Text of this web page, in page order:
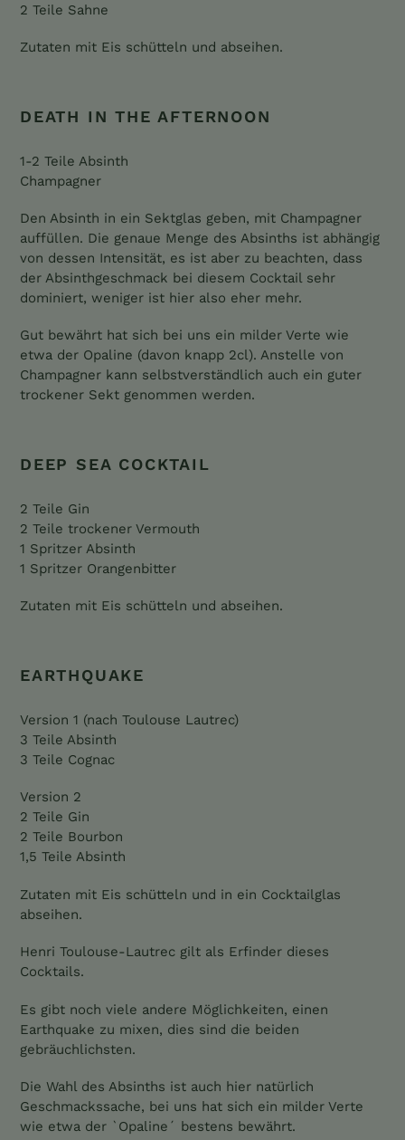
2 Teile Sahne
Zutaten mit Eis schütteln und abseihen.
DEATH IN THE AFTERNOON
1-2 Teile Absinth
Champagner
Den Absinth in ein Sektglas geben, mit Champagner
auffüllen. Die genaue Menge des Absinths ist abhängig
von dessen Intensität, es ist aber zu beachten, dass
der Absinthgeschmack bei diesem Cocktail sehr
dominiert, weniger ist hier also eher mehr.
Gut bewährt hat sich bei uns ein milder Verte wie
etwa der Opaline (davon knapp 2cl). Anstelle von
Champagner kann selbstverständlich auch ein guter
trockener Sekt genommen werden.
DEEP SEA COCKTAIL
2 Teile Gin
2 Teile trockener Vermouth
1 Spritzer Absinth
1 Spritzer Orangenbitter
Zutaten mit Eis schütteln und abseihen.
EARTHQUAKE
Version 1 (nach Toulouse Lautrec)
3 Teile Absinth
3 Teile Cognac
Version 2
2 Teile Gin
2 Teile Bourbon
1,5 Teile Absinth
Zutaten mit Eis schütteln und in ein Cocktailglas
abseihen.
Henri Toulouse-Lautrec gilt als Erfinder dieses
Cocktails.
Es gibt noch viele andere Möglichkeiten, einen
Earthquake zu mixen, dies sind die beiden
gebräuchlichsten.
Die Wahl des Absinths ist auch hier natürlich
Geschmackssache, bei uns hat sich ein milder Verte
wie etwa der `Opaline´ bestens bewährt.